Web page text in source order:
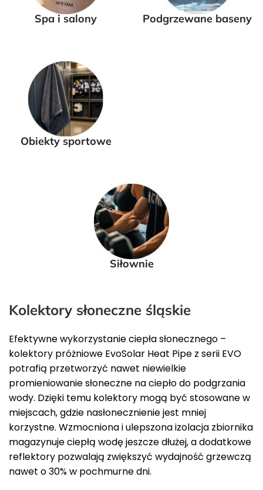
Spa i salony Podgrzewane baseny
Obiekty sportowe
Siłownie
Kolektory słoneczne śląskie
Efektywne wykorzystanie ciepła słonecznego –
kolektory próżniowe EvoSolar Heat Pipe z serii EVO
potrafią przetworzyć nawet niewielkie
promieniowanie słoneczne na ciepło do podgrzania
wody. Dzięki temu kolektory mogą być stosowane w
miejscach, gdzie nasłonecznienie jest mniej
korzystne. Wzmocniona i ulepszona izolacja zbiornika
magazynuje ciepłą wodę jeszcze dłużej, a dodatkowe
reflektory pozwalają zwiększyć wydajność grzewczą
nawet o 30% w pochmurne dni.